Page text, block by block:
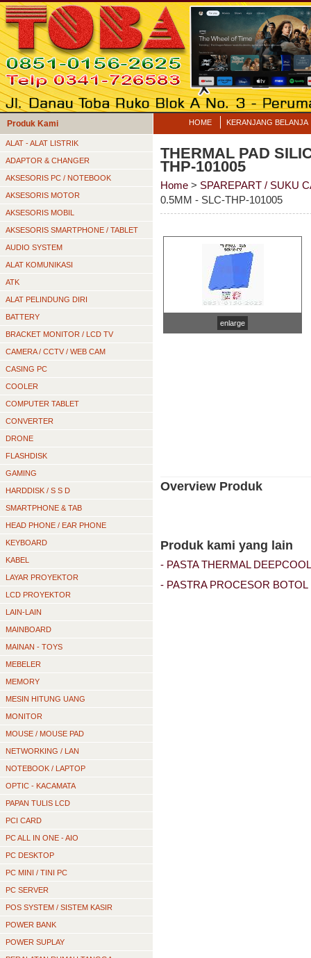
Produk Kami
ALAT - ALAT LISTRIK
ADAPTOR & CHANGER
AKSESORIS PC / NOTEBOOK
AKSESORIS MOTOR
AKSESORIS MOBIL
AKSESORIS SMARTPHONE / TABLET
AUDIO SYSTEM
ALAT KOMUNIKASI
ATK
ALAT PELINDUNG DIRI
BATTERY
BRACKET MONITOR / LCD TV
CAMERA / CCTV / WEB CAM
CASING PC
COOLER
COMPUTER TABLET
CONVERTER
DRONE
FLASHDISK
GAMING
HARDDISK / S S D
SMARTPHONE & TAB
HEAD PHONE / EAR PHONE
KEYBOARD
KABEL
LAYAR PROYEKTOR
LCD PROYEKTOR
LAIN-LAIN
MAINBOARD
MAINAN - TOYS
MEBELER
MEMORY
MESIN HITUNG UANG
MONITOR
MOUSE / MOUSE PAD
NETWORKING / LAN
NOTEBOOK / LAPTOP
OPTIC - KACAMATA
PAPAN TULIS LCD
PCI CARD
PC ALL IN ONE - AIO
PC DESKTOP
PC MINI / TINI PC
PC SERVER
POS SYSTEM / SISTEM KASIR
POWER BANK
POWER SUPLAY
HOME KERANJANG BELANJA
THERMAL PAD
THP-101005
Home > SPAREPART / SUKU
0.5MM - SLC-THP-101005
enlarge
Overview Produk
Produk kami yang lain
- PASTA THERMAL
- PASTRA PROCESOR